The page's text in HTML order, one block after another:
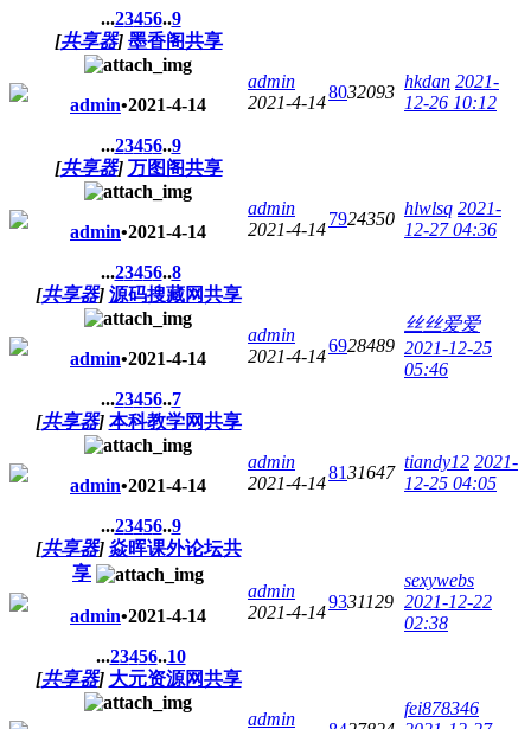
...23456..9
[共享器] 墨香阁共享
admin•2021-4-14
...23456..9
admin
2021-4-14
8032093
hkdan 2021-
12-26 10:12
[共享器] 万图阁共享
admin•2021-4-14
...23456..8
admin
2021-4-14
7924350
hlwlsq 2021-
12-27 04:36
[共享器] 源码搜藏网共享
admin•2021-4-14
...23456..7
admin
2021-4-14
6928489
丝丝爱爱
2021-12-25
05:46
[共享器] 本科教学网共享
admin•2021-4-14
...23456..9
admin
2021-4-14
8131647
tiandy12 2021-
12-25 04:05
[共享器] 焱晖课外论坛共
享
admin•2021-4-14
...23456..10
admin
2021-4-14
9331129
sexywebs
2021-12-22
02:38
[共享器] 大元资源网共享
admin
fei878346